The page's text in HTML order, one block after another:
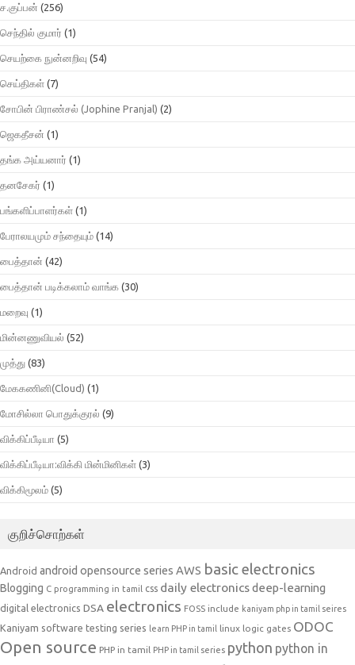
ச.குப்பன் (256)
செந்தில் குமார் (1)
செயற்கை நுன்னறிவு (54)
செய்திகள் (7)
சோபின் பிராண்சல் (Jophine Pranjal) (2)
ஜெகதீசன் (1)
தங்க அய்யனார் (1)
தனசேகர் (1)
பங்களிப்பாளர்கள் (1)
பேராலயமும் சந்தையும் (14)
பைத்தான் (42)
பைத்தான் படிக்கலாம் வாங்க (30)
மறைவு (1)
மின்னணுவியல் (52)
முத்து (83)
மேககணினி(Cloud) (1)
மோசில்லா பொதுக்குரல் (9)
விக்கிப்பீடியா (5)
விக்கிப்பீடியா:விக்கி மின்மினிகள் (3)
விக்கிமூலம் (5)
குறிச்சொற்கள்
Android android opensource series AWS basic electronics
Blogging C programming in tamil css daily electronicsdeep-learning
digital electronics DSA electronics FOSS include kaniyam php in tamil seires
Kaniyam software testing series learn PHP in tamil linux logic gates ODOC
Open source PHP in tamil PHP in tamil series python python in